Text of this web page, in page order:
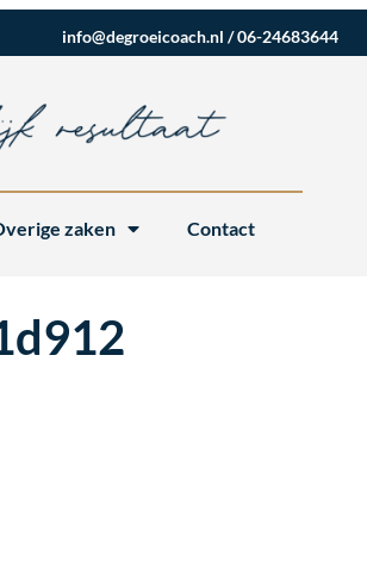
info@degroeicoach.nl /06-24683644
zaken Contact